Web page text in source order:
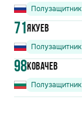
Полузащитник
71Якуев
Полузащитник
98Ковачев
Полузащитник